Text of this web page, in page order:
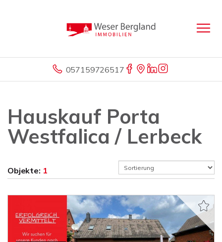
057159726517
Hauskauf Porta
Westfalica / Lerbeck
Objekte: 1